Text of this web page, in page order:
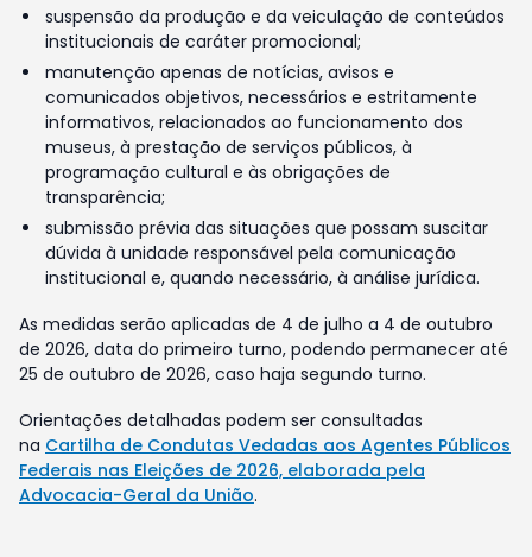
suspensão da produção e da veiculação de conteúdos
institucionais de caráter promocional;
manutenção apenas de notícias, avisos e
comunicados objetivos, necessários e estritamente
informativos, relacionados ao funcionamento dos
museus, à prestação de serviços públicos, à
programação cultural e às obrigações de
transparência;
submissão prévia das situações que possam suscitar
dúvida à unidade responsável pela comunicação
institucional e, quando necessário, à análise jurídica.
As medidas serão aplicadas de 4 de julho a 4 de outubro
de 2026, data do primeiro turno, podendo permanecer até
25 de outubro de 2026, caso haja segundo turno.
Orientações detalhadas podem ser consultadas
na Cartilha de Condutas Vedadas aos Agentes Públicos
Federais nas Eleições de 2026, elaborada pela
Advocacia-Geral da União.